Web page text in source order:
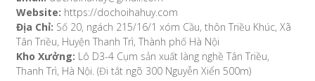
Website: https://dochoihahuy.com
Địa Chỉ: Số 20, ngách 215/16/1 xóm Cầu, thôn Triều Khúc, Xã
Tân Triều, Huyện Thanh Trì, Thành phố Hà Nội
Kho Xưởng: Lô D3-4 Cụm sản xuất làng nghề Tân Triều,
Thanh Trì, Hà Nội. (Đi tắt ngõ 300 Nguyễn Xiển 500m)